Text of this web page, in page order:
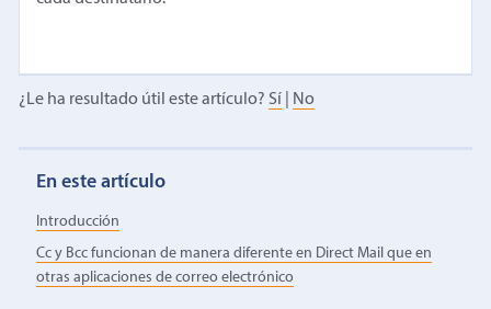
¿Le ha resultado útil este artículo? Sí No
En este artículo
Introducción
Cc y Bcc funcionan de manera diferente en Direct Mail que en
otras aplicaciones de correo electrónico